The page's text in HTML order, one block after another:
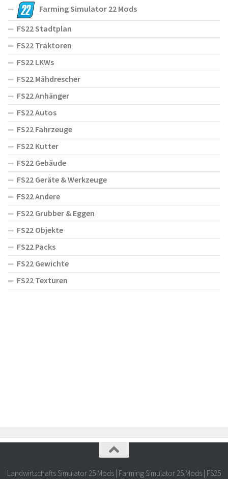
Farming Simulator 22 Mods
FS22 Stadtplan
FS22 Traktoren
FS22 LKWs
FS22 Mähdrescher
FS22 Anhänger
FS22 Autos
FS22 Fahrzeuge
FS22 Kutter
FS22 Gebäude
FS22 Geräte & Werkzeuge
FS22 Andere
FS22 Grubber & Eggen
FS22 Objekte
FS22 Packs
FS22 Gewichte
FS22 Texturen
Landwirtschafts Simulator 25 Mods | Farming Simulator 25 Mods | FS25